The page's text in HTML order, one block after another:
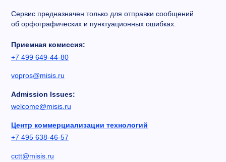
Сервис предназначен только для отправки сообщений
об орфографических и пунктуационных ошибках.
Приемная комиссия:
+7 499 649-44-80
vopros@misis.ru
Admission Issues:
welcome@misis.ru
Центр коммерциализации технологий
+7 495 638-46-57
cctt@misis.ru